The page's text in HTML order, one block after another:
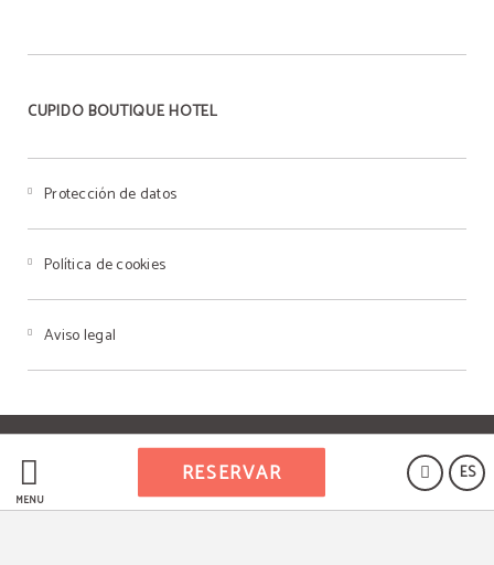
MENÚ
ES
RESERVAR
CUPIDO BOUTIQUE HOTEL
Protección de datos
Política de cookies
Aviso legal
Powered by Keytel